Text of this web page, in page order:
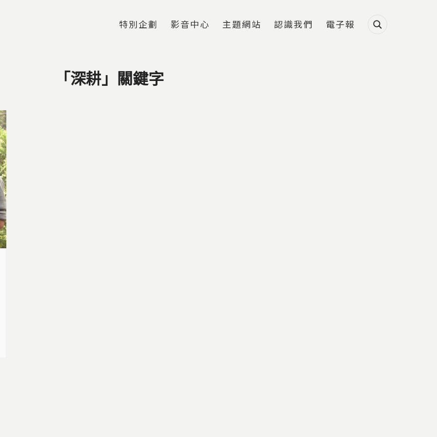
特別企劃 影音中心 主題網站 認識我們 電子報
「深耕」關鍵字